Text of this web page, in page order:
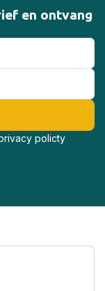
en ontvang
policty